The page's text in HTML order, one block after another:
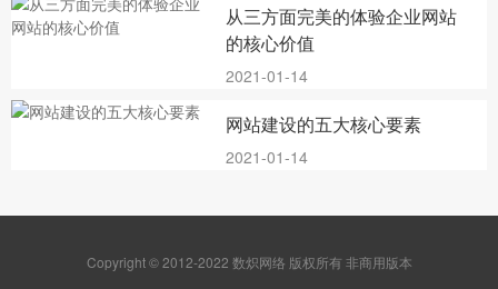
从三方面完美的体验企业网站
的核心价值
2021-01-14
网站建设的五大核心要素
2021-01-14
Copyright © 2012-2022 数炽网络 版权所有 非商用版本